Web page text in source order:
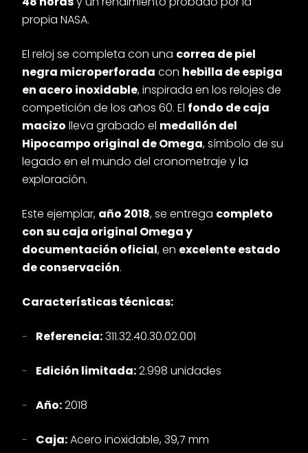
propia NASA.
El reloj se completa con una correa de piel
negra microperforada con hebilla de espiga
en acero inoxidable, inspirada en los relojes de
competición de los años 60. El fondo de caja
macizo lleva grabado el medallón del
Hipocampo original de Omega, símbolo de su
legado en el mundo del cronometraje y la
exploración.
Este ejemplar, año 2018, se entrega completo
con su caja original Omega y
documentación oficial, en excelente estado
de conservación.
Características técnicas:
Referencia:311.32.40.30.02.001
Edición limitada:2.998 unidades
Año:2018
Caja:Acero inoxidable, 39,7 mm